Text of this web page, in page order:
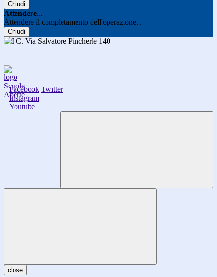
Chiudi
Attendere...
Attendere il completamento dell'operazione...
Chiudi
Facebook Twitter
Instagram
Youtube
close